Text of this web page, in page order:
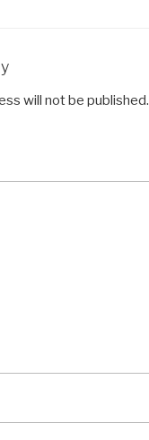
will not be published.